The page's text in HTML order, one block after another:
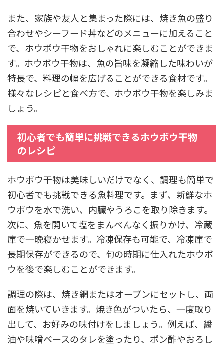
また、家族や友人と集まった際には、焼き魚の盛り
合わせやシーフード丼などのメニューに加えること
で、ホウボウ干物をおしゃれに楽しむことができま
す。ホウボウ干物は、魚の旨味を凝縮した味わいが
特長で、料理の幅を広げることができる食材です。
様々なレシピと食べ方で、ホウボウ干物を楽しみま
しょう。
初心者でも簡単に挑戦できるホウボウ干物
のレシピ
ホウボウ干物は美味しいだけでなく、調理も簡単で
初心者でも挑戦できる魚料理です。まず、新鮮なホ
ウボウを水で洗い、内臓やうろこを取り除きます。
次に、魚を開いて塩をまんべんなく振りかけ、冷蔵
庫で一晩寝かせます。冷凍保存も可能で、冷凍庫で
長期保存ができるので、旬の時期に仕入れたホウボ
ウを後で楽しむことができます。
調理の際は、焼き網またはオーブンにセットし、両
面を焼いていきます。焼き色がついたら、一度取り
出して、お好みの味付けをしましょう。例えば、醤
油や味噌ベースのタレを塗ったり、ポン酢やおろし